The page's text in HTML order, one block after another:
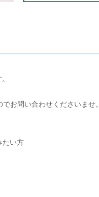
お問い合わせくださいませ。
たい方